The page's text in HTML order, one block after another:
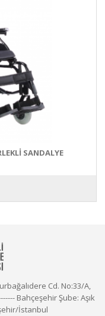
SANDALYE
Cd. No:33/A,
Bahçeşehir Şube: Aşık
İstanbul